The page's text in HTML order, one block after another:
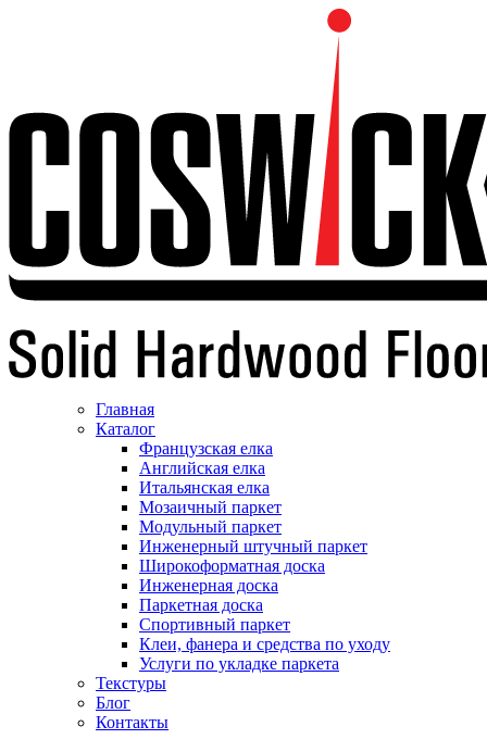
Главная
Каталог
Французская елка
Английская елка
Итальянская елка
Мозаичный паркет
Модульный паркет
Инженерный штучный паркет
Широкоформатная доска
Инженерная доска
Паркетная доска
Спортивный паркет
Клеи, фанера и средства по уходу
Услуги по укладке паркета
Текстуры
Блог
Контакты